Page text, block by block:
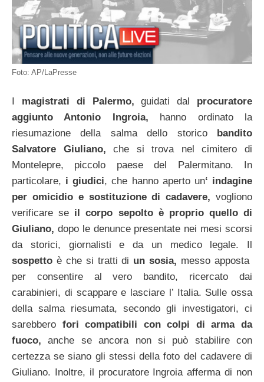
Foto: AP/LaPresse
I magistrati di Palermo, guidati dal procuratore
aggiunto Antonio
Ingroia, hanno ordinato la
riesumazione della salma dello storico bandito
Salvatore Giuliano, che si trova nel cimitero di
Montelepre, piccolo paese del Palermitano. In
particolare, i giudici, che hanno aperto un‘ indagine
per omicidio e sostituzione di cadavere, vogliono
verificare se il corpo sepolto è proprio quello di
Giuliano, dopo le denunce presentate nei mesi scorsi
da storici, giornalisti e da un medico legale. Il
sospetto è che si tratti di un sosia, messo apposta
per consentire al vero bandito, ricercato dai
carabinieri, di scappare e lasciare l’ Italia. Sulle ossa
della salma riesumata, secondo gli investigatori, ci
sarebbero fori compatibili con colpi di arma da
fuoco, anche se ancora non si può stabilire con
certezza se siano gli stessi della foto del cadavere di
Giuliano. Inoltre, il procuratore Ingroia afferma di non